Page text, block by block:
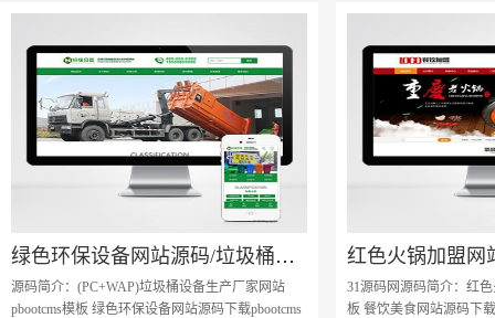
绿色环保设备网站源码/垃圾桶设备生产企业网站源码/pbootcms设备企业网站模板
源码简介：(PC+WAP)垃圾桶设备生产厂家网站
pbootcms模板 绿色环保设备网站源码下载pbootcms
31源码网源码简介：红
板 餐饮美食网站源码下